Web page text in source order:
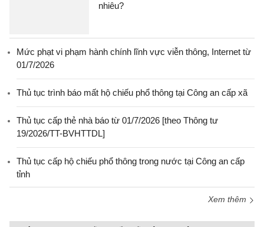
nhiêu?
Mức phạt vi phạm hành chính lĩnh vực viễn thông, Internet từ
01/7/2026
Thủ tục trình báo mất hộ chiếu phổ thông tại Công an cấp xã
Thủ tục cấp thẻ nhà báo từ 01/7/2026 [theo Thông tư
19/2026/TT-BVHTTDL]
Thủ tục cấp hộ chiếu phổ thông trong nước tại Công an cấp
tỉnh
Xem thêm